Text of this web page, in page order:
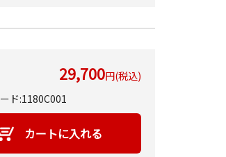
29,700円(税込)
ド:1180C001